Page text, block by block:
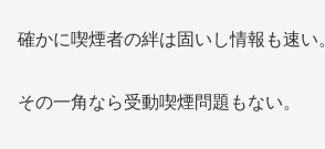
確かに喫煙者の絆は固いし情報も速い。
その一角なら受動喫煙問題もない。